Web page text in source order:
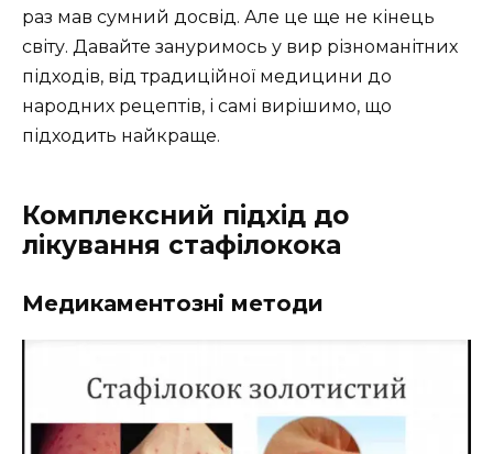
раз мав сумний досвід. Але це ще не кінець
світу. Давайте зануримось у вир різноманітних
підходів, від традиційної медицини до
народних рецептів, і самі вирішимо, що
підходить найкраще.
Комплексний підхід до
лікування стафілокока
Медикаментозні методи